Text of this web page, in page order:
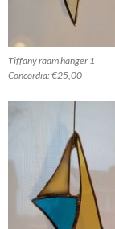
Tiffany raam hanger 1
Concordia: €25,00